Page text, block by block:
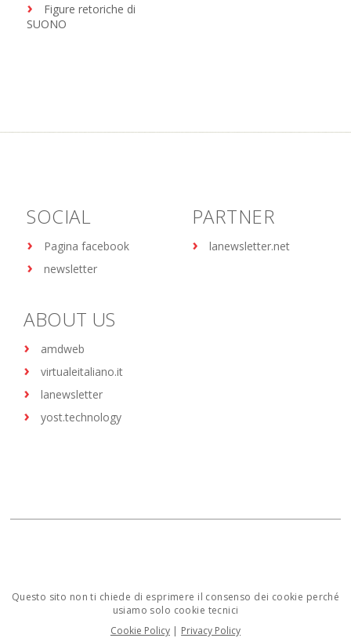
Figure retoriche di
SUONO
SOCIAL
Pagina facebook
newsletter
PARTNER
lanewsletter.net
ABOUT US
amdweb
virtualeitaliano.it
lanewsletter
yost.technology
Questo sito non ti chiede di esprimere il consenso dei cookie perché
usiamo solo cookie tecnici
Cookie Policy| Privacy Policy